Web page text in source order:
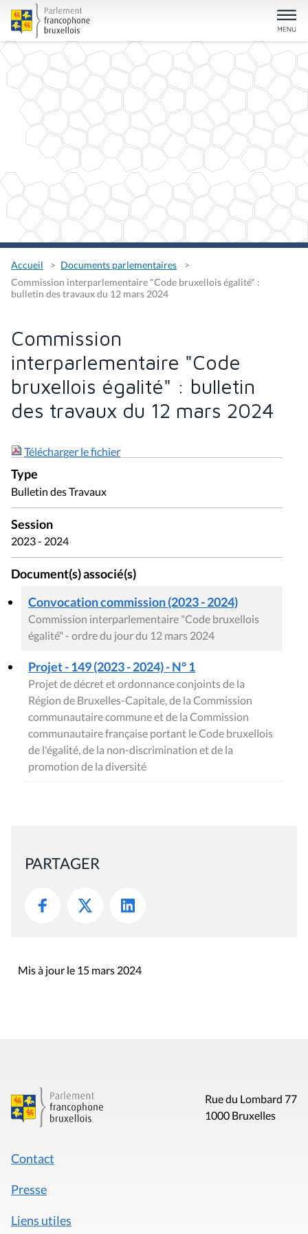
Accueil
Documents parlementaires
Commission interparlementaire "Code bruxellois égalité" :
bulletin des travaux du 12 mars 2024
Commission
interparlementaire "Code
bruxellois égalité" : bulletin
des travaux du 12 mars 2024
Télécharger le fichier
Type
Bulletin des Travaux
Session
2023 - 2024
Document(s) associé(s)
Convocation commission (2023 - 2024)
Commission interparlementaire "Code bruxellois
égalité" - ordre du jour du 12 mars 2024
Projet - 149 (2023 - 2024) - N° 1
Projet de décret et ordonnance conjoints de la
Région de Bruxelles-Capitale, de la Commission
communautaire commune et de la Commission
communautaire française portant le Code bruxellois
de l'égalité, de la non-discrimination et de la
promotion de la diversité
PARTAGER
Mis à jour le 15 mars 2024
Rue du Lombard 77
1000 Bruxelles
Contact
Presse
Liens utiles